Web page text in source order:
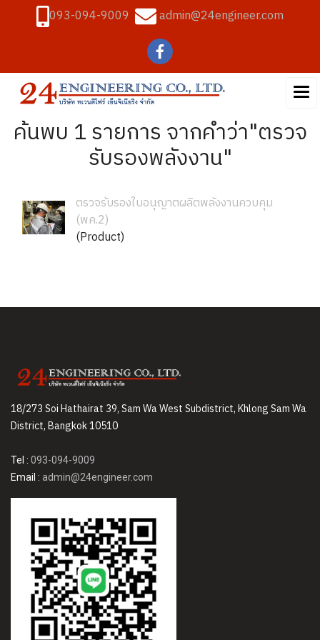
093-094-9009 admin@24engineer.com
ค้นพบ 1 รายการ จากคำว่า"ตรวจ
รับรองพลังงาน"
ตรวจรับรองใบอนุญาตผลิตพลังงานควบคุม
(พค.2)
(Product)
18/273 Soi Hathairat 39, Sam Wa West Subdistrict, Khlong Sam Wa
District, Bangkok 10510
Tel : 093-094-9009
Email : admin@24engineer.com